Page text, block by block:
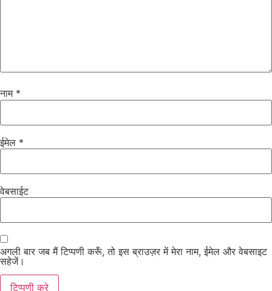
नाम *
ईमेल *
वेबसाईट
अगली बार जब मैं टिप्पणी करूँ, तो इस ब्राउज़र में मेरा नाम, ईमेल और वेबसाइट
सहेजें।